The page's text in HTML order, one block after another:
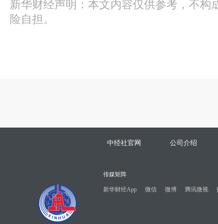
新华财经声明：本文内容仅供参考，不构
险自担。
中经社官网 公司介绍
传媒矩阵
新华财经App 微信 微博 腾讯微视